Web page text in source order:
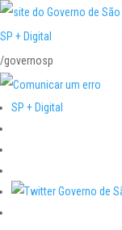
SP + Digital
/governosp
SP + Digital